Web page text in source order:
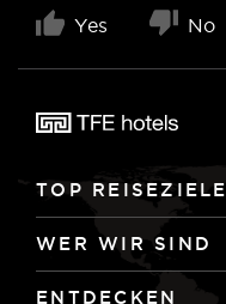
Yes No
TOP REISEZIELE
WER WIR SIND
ENTDECKEN